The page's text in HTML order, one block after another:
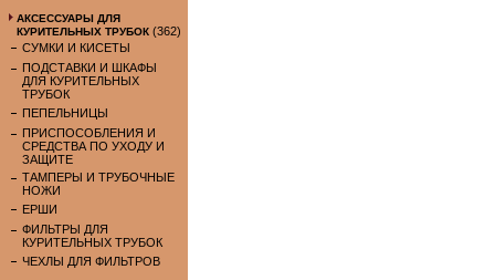
АКСЕССУАРЫ ДЛЯ
КУРИТЕЛЬНЫХ ТРУБОК (362)
СУМКИ И КИСЕТЫ
ПОДСТАВКИ И ШКАФЫ
ДЛЯ КУРИТЕЛЬНЫХ
ТРУБОК
ПЕПЕЛЬНИЦЫ
ПРИСПОСОБЛЕНИЯ И
СРЕДСТВА ПО УХОДУ И
ЗАЩИТЕ
ТАМПЕРЫ И ТРУБОЧНЫЕ
НОЖИ
ЕРШИ
ФИЛЬТРЫ ДЛЯ
КУРИТЕЛЬНЫХ ТРУБОК
ЧЕХЛЫ ДЛЯ ФИЛЬТРОВ